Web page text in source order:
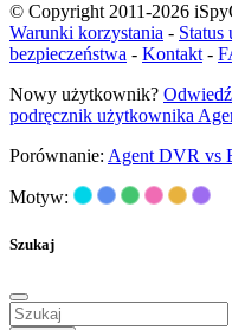
© Copyright 2011-2026
Warunki korzystania - Status
bezpieczeństwa - Kontakt -
Nowy użytkownik?
podręcznik użytkownika
Porównanie: Agent DVR vs
Motyw:
Szukaj